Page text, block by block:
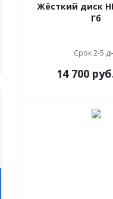
Жёсткий диск
Гб
Срок 2-5
14 700